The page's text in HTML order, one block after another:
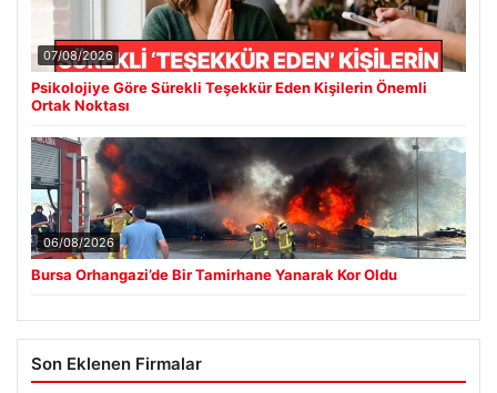
07/08/2026
Psikolojiye Göre Sürekli Teşekkür Eden Kişilerin Önemli
Ortak Noktası
06/08/2026
Bursa Orhangazi’de Bir Tamirhane Yanarak Kor Oldu
Son Eklenen Firmalar